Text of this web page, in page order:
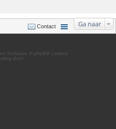
Ga naar
Contact
Software © phpBB Limited
door
.